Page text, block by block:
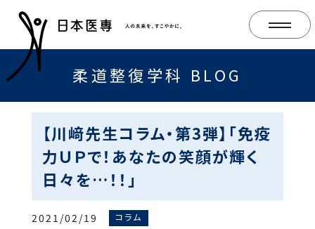
柔道整復学科 BLOG
【川﨑先生コラム・第3弾】「免疫
力ＵＰで！あなたの笑顔が輝く
日々を…！！」
2021/02/19 コラム